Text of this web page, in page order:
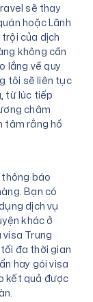
sẽ thay
hoặc Lãnh
của dịch
không cần
lắng về quy
tôi sẽ liên tục
từ lúc tiếp
châm
tâm rằng hồ
thông báo
Bạn có
dịch vụ
khác ở
Trung
đa thời gian
hay gói visa
kết quả được